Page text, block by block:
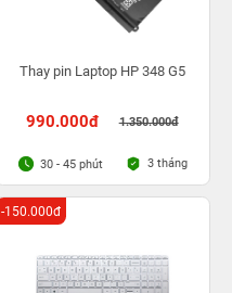
Thay pin Laptop HP 348 G5
990.000đ 1.350.000đ
30 - 45 phút 3 tháng
-150.000đ